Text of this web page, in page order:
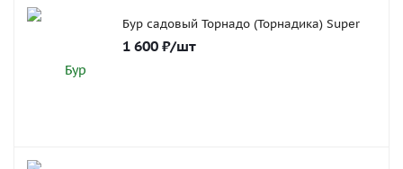
Бур садовый Торнадо (Торнадика) Super
1 600 ₽/шт